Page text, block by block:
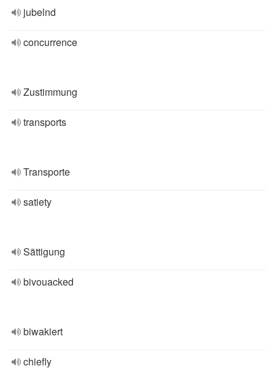
jubelnd
concurrence
Zustimmung
transports
Transporte
satiety
Sättigung
bivouacked
biwakiert
chiefly